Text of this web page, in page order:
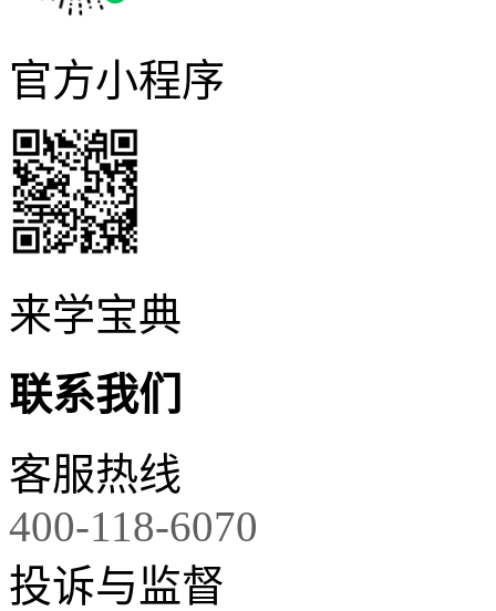
官方小程序
来学宝典
联系我们
客服热线
400-118-6070
投诉与监督